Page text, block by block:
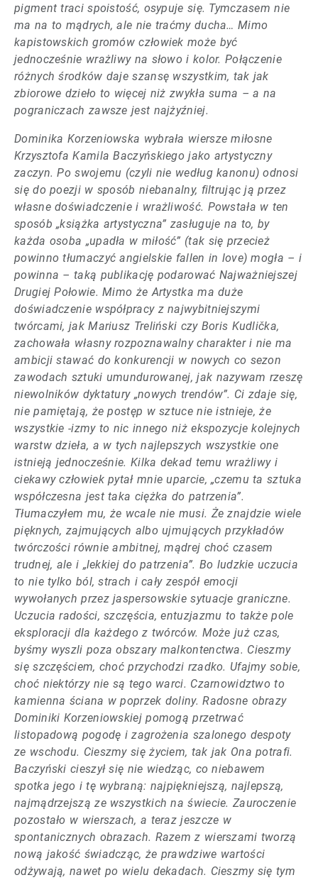
pigment traci spoistość, osypuje się. Tymczasem nie
ma na to mądrych, ale nie traćmy ducha… Mimo
kapistowskich gromów człowiek może być
jednocześnie wrażliwy na słowo i kolor. Połączenie
różnych środków daje szansę wszystkim, tak jak
zbiorowe dzieło to więcej niż zwykła suma – a na
pograniczach zawsze jest najżyźniej.
Dominika Korzeniowska wybrała wiersze miłosne
Krzysztofa Kamila Baczyńskiego jako artystyczny
zaczyn. Po swojemu (czyli nie według kanonu) odnosi
się do poezji w sposób niebanalny, filtrując ją przez
własne doświadczenie i wrażliwość. Powstała w ten
sposób „książka artystyczna” zasługuje na to, by
każda osoba „upadła w miłość” (tak się przecież
powinno tłumaczyć angielskie fallen in love) mogła – i
powinna – taką publikację podarować Najważniejszej
Drugiej Połowie. Mimo że Artystka ma duże
doświadczenie współpracy z najwybitniejszymi
twórcami, jak Mariusz Treliński czy Boris Kudlička,
zachowała własny rozpoznawalny charakter i nie ma
ambicji stawać do konkurencji w nowych co sezon
zawodach sztuki umundurowanej, jak nazywam rzeszę
niewolników dyktatury „nowych trendów”. Ci zdaje się,
nie pamiętają, że postęp w sztuce nie istnieje, że
wszystkie -izmy to nic innego niż ekspozycje kolejnych
warstw dzieła, a w tych najlepszych wszystkie one
istnieją jednocześnie. Kilka dekad temu wrażliwy i
ciekawy człowiek pytał mnie uparcie, „czemu ta sztuka
współczesna jest taka ciężka do patrzenia”.
Tłumaczyłem mu, że wcale nie musi. Że znajdzie wiele
pięknych, zajmujących albo ujmujących przykładów
twórczości równie ambitnej, mądrej choć czasem
trudnej, ale i „lekkiej do patrzenia”. Bo ludzkie uczucia
to nie tylko ból, strach i cały zespół emocji
wywołanych przez jaspersowskie sytuacje graniczne.
Uczucia radości, szczęścia, entuzjazmu to także pole
eksploracji dla każdego z twórców. Może już czas,
byśmy wyszli poza obszary malkontenctwa. Cieszmy
się szczęściem, choć przychodzi rzadko. Ufajmy sobie,
choć niektórzy nie są tego warci. Czarnowidztwo to
kamienna ściana w poprzek doliny. Radosne obrazy
Dominiki Korzeniowskiej pomogą przetrwać
listopadową pogodę i zagrożenia szalonego despoty
ze wschodu. Cieszmy się życiem, tak jak Ona potrafi.
Baczyński cieszył się nie wiedząc, co niebawem
spotka jego i tę wybraną: najpiękniejszą, najlepszą,
najmądrzejszą ze wszystkich na świecie. Zauroczenie
pozostało w wierszach, a teraz jeszcze w
spontanicznych obrazach. Razem z wierszami tworzą
nową jakość świadcząc, że prawdziwe wartości
odżywają, nawet po wielu dekadach. Cieszmy się tym